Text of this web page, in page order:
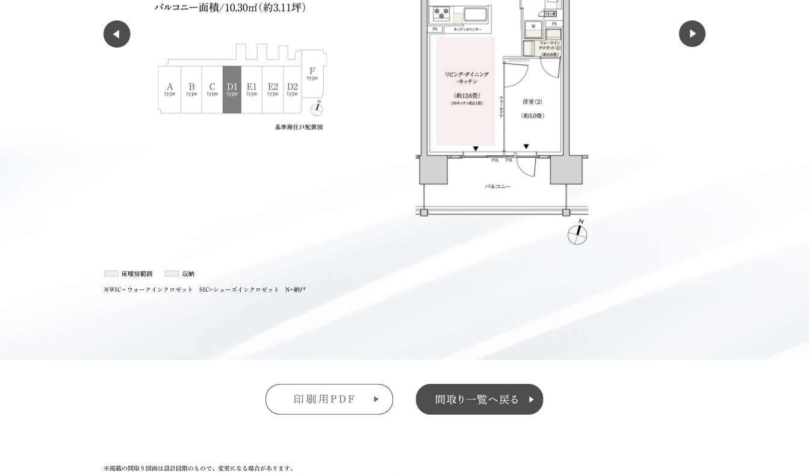
※WIC＝ウォークインクロゼット SIC=シューズインクロゼット N=納戸
※掲載の間取り図面は設計段階のもので、変更になる場合があります。